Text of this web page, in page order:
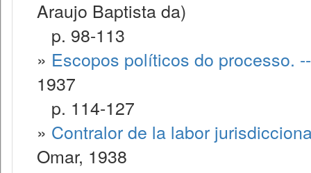
Araujo Baptista da)
p. 98-113
» Escopos políticos do processo. --
1937
p. 114-127
» Contralor de la labor
Omar, 1938